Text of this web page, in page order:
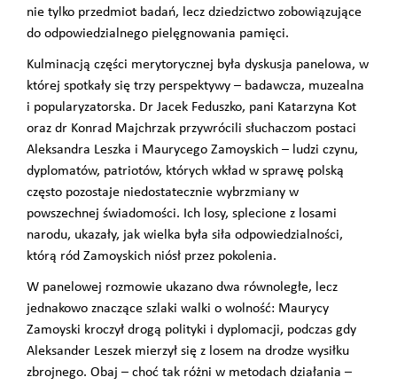
nie tylko przedmiot badań, lecz dziedzictwo zobowiązujące
do odpowiedzialnego pielęgnowania pamięci.
Kulminacją części merytorycznej była dyskusja panelowa, w
której spotkały się trzy perspektywy – badawcza, muzealna
i popularyzatorska. Dr Jacek Feduszko, pani Katarzyna Kot
oraz dr Konrad Majchrzak przywrócili słuchaczom postaci
Aleksandra Leszka i Maurycego Zamoyskich – ludzi czynu,
dyplomatów, patriotów, których wkład w sprawę polską
często pozostaje niedostatecznie wybrzmiany w
powszechnej świadomości. Ich losy, splecione z losami
narodu, ukazały, jak wielka była siła odpowiedzialności,
którą ród Zamoyskich niósł przez pokolenia.
W panelowej rozmowie ukazano dwa równoległe, lecz
jednakowo znaczące szlaki walki o wolność: Maurycy
Zamoyski kroczył drogą polityki i dyplomacji, podczas gdy
Aleksander Leszek mierzył się z losem na drodze wysiłku
zbrojnego. Obaj – choć tak różni w metodach działania –